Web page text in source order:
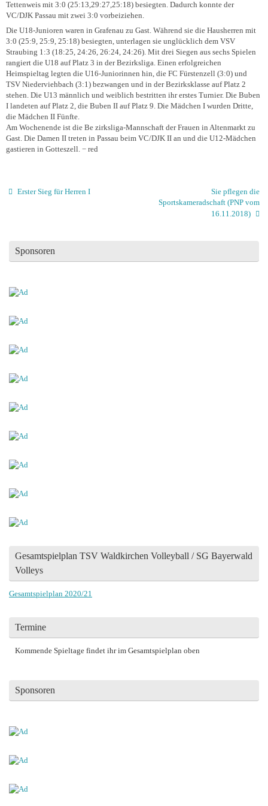
Tettenweis mit 3:0 (25:13,29:27,25:18) besiegten. Dadurch konnte der
VC/DJK Passau mit zwei 3:0 vorbeiziehen.
Die U18-Junioren waren in Grafenau zu Gast. Während sie die Hausherren mit
3:0 (25:9, 25:9, 25:18) besiegten, unterlagen sie unglücklich dem VSV
Straubing 1:3 (18:25, 24:26, 26:24, 24:26). Mit drei Siegen aus sechs Spielen
rangiert die U18 auf Platz 3 in der Bezirksliga. Einen erfolgreichen
Heimspieltag legten die U16-Juniorinnen hin, die FC Fürstenzell (3:0) und
TSV Niederviehbach (3:1) bezwangen und in der Bezirksklasse auf Platz 2
stehen. Die U13 männlich und weiblich bestritten ihr erstes Turnier. Die Buben
I landeten auf Platz 2, die Buben II auf Platz 9. Die Mädchen I wurden Dritte,
die Mädchen II Fünfte.
Am Wochenende ist die Be zirksliga-Mannschaft der Frauen in Altenmarkt zu
Gast. Die Damen II treten in Passau beim VC/DJK II an und die U12-Mädchen
gastieren in Gotteszell. − red
Erster Sieg für Herren I
Sie pflegen die
Sportskameradschaft (PNP vom
16.11.2018)
Sponsoren
Gesamtspielplan TSV Waldkirchen Volleyball / SG Bayerwald
Volleys
Gesamtspielplan 2020/21
Termine
Kommende Spieltage findet ihr im Gesamtspielplan oben
Sponsoren